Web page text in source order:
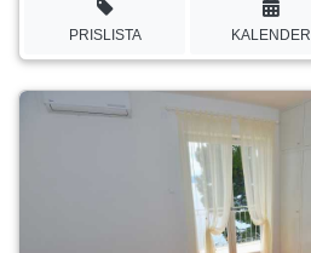
PRISLISTA KALENDER